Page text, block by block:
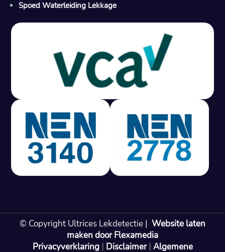
M
Gratis offerte in 24 uur
Geen lekkage? Geen betaling.
Vast tarief van € 395,- exc btw.
Rapport binnen 3 werkdagen.
100% RIsicovrij.
Vaak vergoed door verzekeraar.
Gratis offerte in 24 uur
Spoed Waterleiding Lekkage
© Copyright Ultrices Lekdetectie | Website laten
maken door Flexamedia
Privacyverklaring| Disclaimer| Algemene